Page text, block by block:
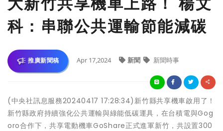
科：串聯公共運輸節能減碳
推廣新聞稿 Apr 17,2024 新聞 新聞時事
(中央社訊息服務20240417 17:28:34)新竹縣共享機車啟用了！
新竹縣政府持續強化公共運輸與綠能低碳運具，在台積電與Gog
oro合作下，共享電動機車GoShare正式進軍新竹，共設置300